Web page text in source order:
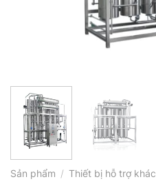
Sản phẩm / Thiết bị hỗ trợ khác